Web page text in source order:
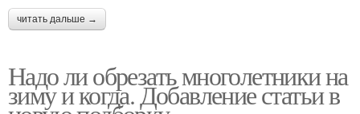
читать дальше →
Надо ли обрезать многолетники на
зиму и когда. Добавление статьи в